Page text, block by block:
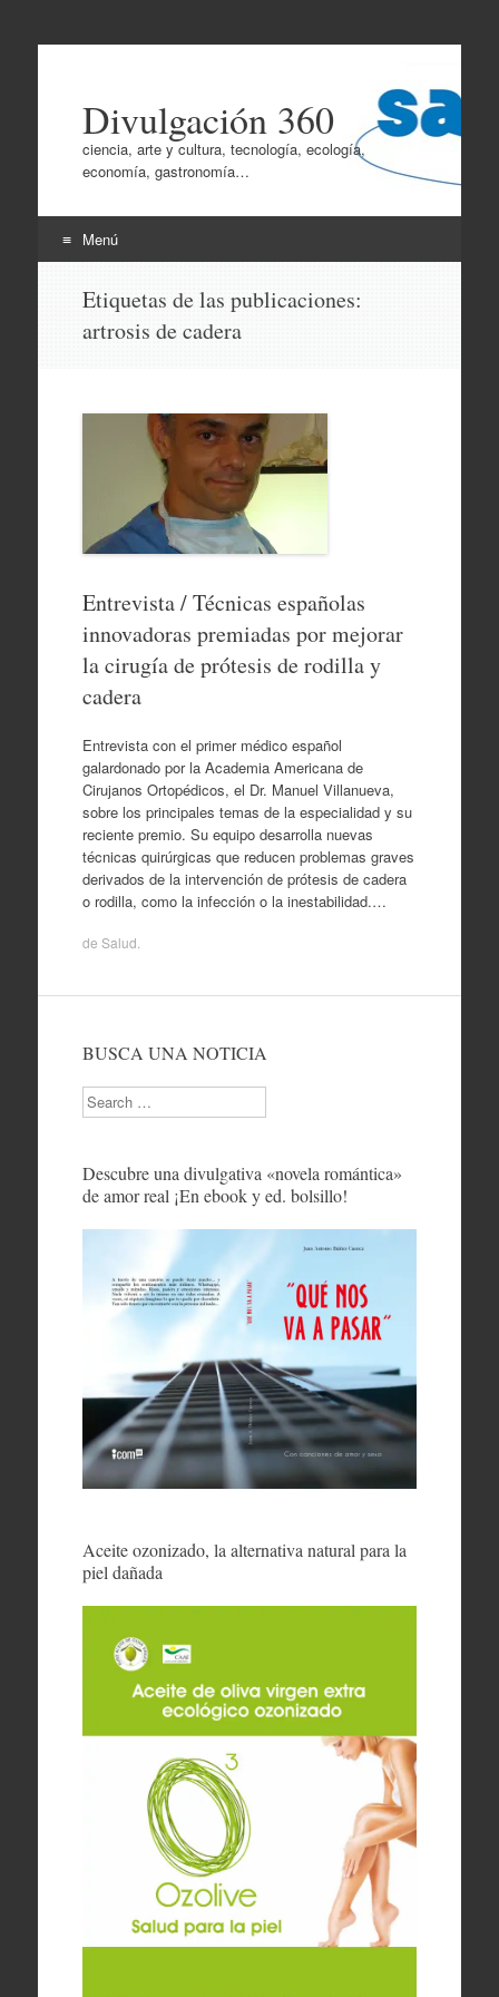
Divulgación 360
ciencia, arte y cultura, tecnología, ecología,
economía, gastronomía…
Menú
contenido
Etiquetas de las publicaciones:
artrosis de cadera
Entrevista / Técnicas españolas
innovadoras premiadas por mejorar
la cirugía de prótesis de rodilla y
cadera
Entrevista con el primer médico español
galardonado por la Academia Americana de
Cirujanos Ortopédicos, el Dr. Manuel Villanueva,
sobre los principales temas de la especialidad y su
reciente premio. Su equipo desarrolla nuevas
técnicas quirúrgicas que reducen problemas graves
derivados de la intervención de prótesis de cadera
o rodilla, como la infección o la inestabilidad.…
de Salud
BUSCA UNA NOTICIA
Search
Descubre una divulgativa «novela romántica»
de amor real ¡En ebook y ed. bolsillo!
Aceite ozonizado, la alternativa natural para la
piel dañada